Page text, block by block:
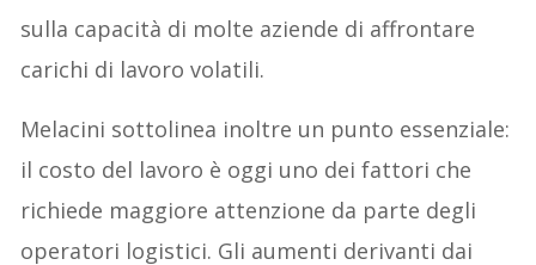
sulla capacità di molte aziende di affrontare
carichi di lavoro volatili.
Melacini sottolinea inoltre un punto essenziale:
il costo del lavoro è oggi uno dei fattori che
richiede maggiore attenzione da parte degli
operatori logistici. Gli aumenti derivanti dai